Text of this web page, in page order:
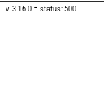
v. 3.16.0- status: 500